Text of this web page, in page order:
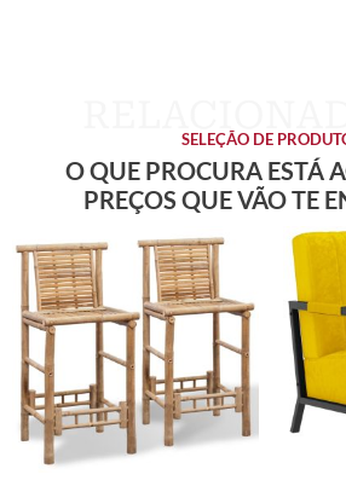
SELEÇÃO DE
O QUE PROCURA ESTÁ
PREÇOS QUE VÃO TE